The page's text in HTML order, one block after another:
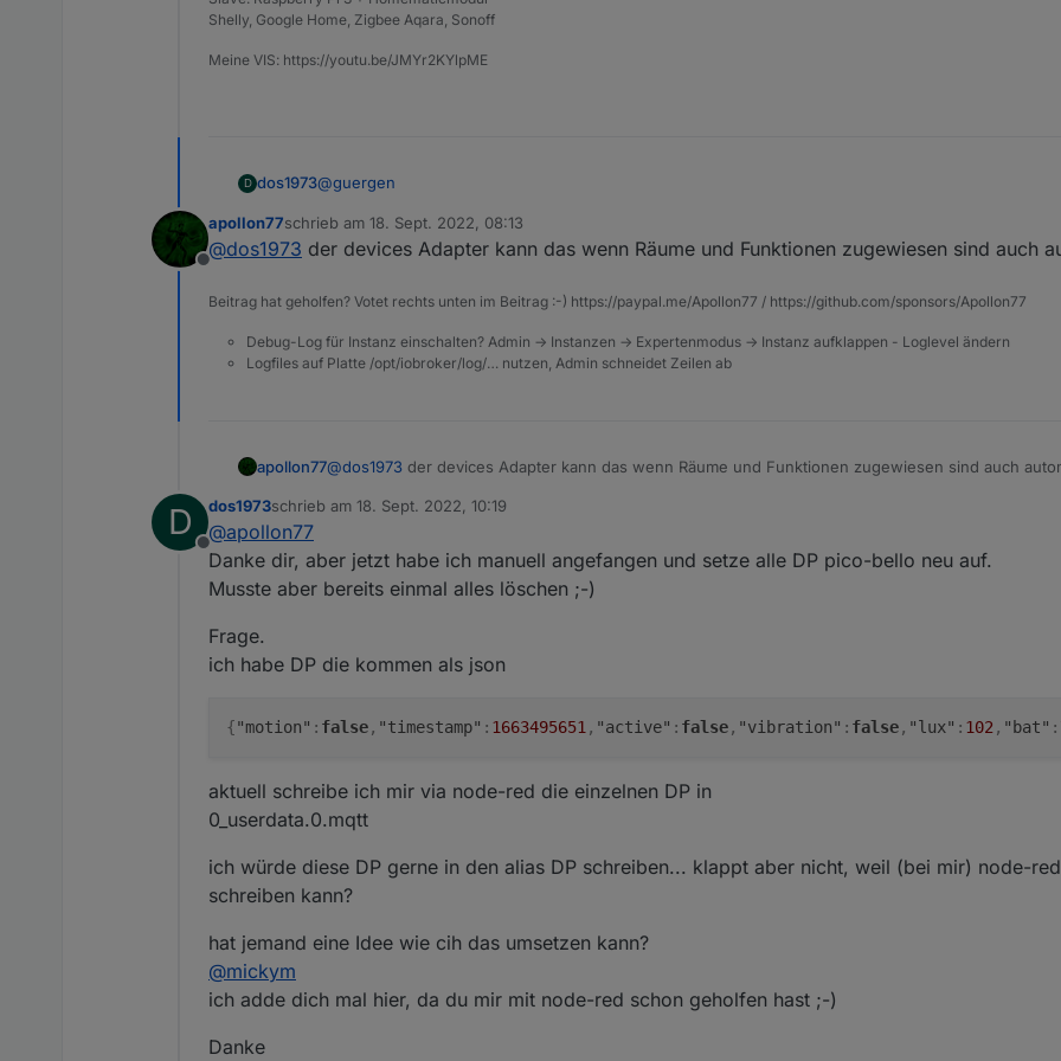
Shelly, Google Home, Zigbee Aqara, Sonoff
Meine VIS: https://youtu.be/JMYr2KYlpME
D dos1973@guergen
habe gestern die halbe Nacht verbracht alle Aliase (habe intern Alias genutz) anzulegen, das artet
Offline
apollon77schrieb am 18. Sept. 2022, 08:13
zuletzt editiert von
@dos1973 der devices Adapter kann das wenn Räume und Funktionen zugewiesen sind auch
Beitrag hat geholfen? Votet rechts unten im Beitrag :-) https://paypal.me/Apollon77 / https://github.com/sponsors/Apollon77
Debug-Log für Instanz einschalten? Admin -> Instanzen -> Expertenmodus -> Instanz aufklappen - Loglevel ändern
Logfiles auf Platte /opt/iobroker/log/… nutzen, Admin schneidet Zeilen ab
apollon77@dos1973 der devices Adapter kann das wenn Räume und Funktionen zugewiesen sind auch
D
Offline
dos1973schrieb am 18. Sept. 2022, 10:19
zuletzt editiert von
@apollon77
Danke dir, aber jetzt habe ich manuell angefangen und setze alle DP pico-bello neu auf.
Musste aber bereits einmal alles löschen ;-)
Frage.
ich habe DP die kommen als json
{"motion" : false, "timestamp" : 1663495651 , "active" : false, "vibration" : false, "lux" : 102 , "bat" :
aktuell schreibe ich mir via node-red die einzelnen DP in
0_userdata.0.mqtt
ich würde diese DP gerne in den alias DP schreiben... klappt aber nicht, weil (bei mir) node-
schreiben kann?
hat jemand eine Idee wie cih das umsetzen kann?
@mickym
ich adde dich mal hier, da du mir mit node-red schon geholfen hast ;-)
Danke